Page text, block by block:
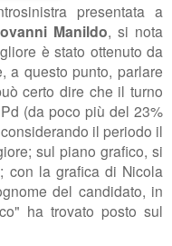
presentata a
Manildo, si nota
è stato ottenuto da
a questo punto, parlare
certo dire che il turno
(da poco più del 23%
il periodo il
sul piano grafico, si
con la grafica di Nicola
del candidato, in
ha trovato posto sul